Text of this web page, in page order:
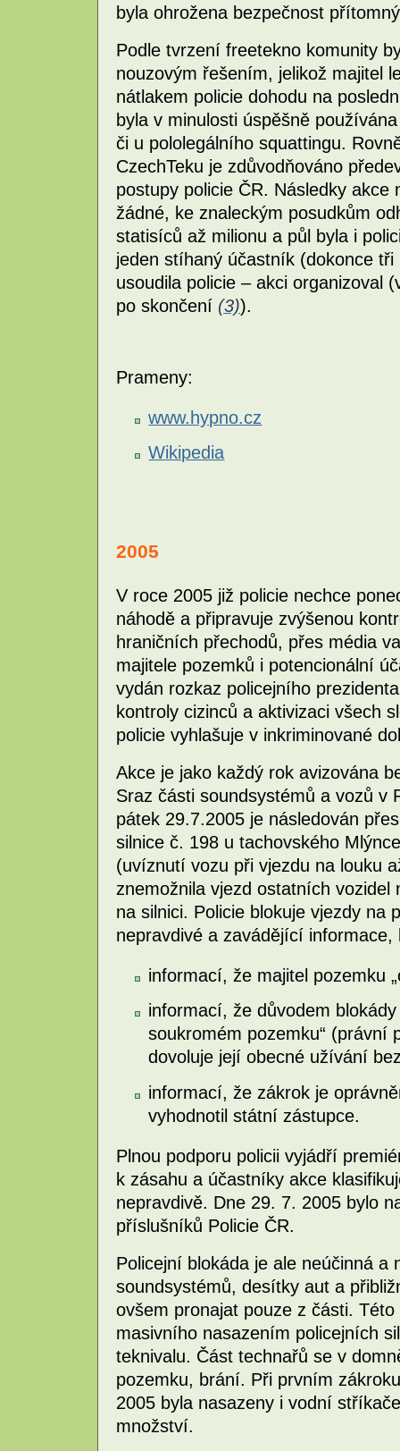
byla ohrožena bezpečnost
Podle tvrzení freetekno komunity
nouzovým řešením, jelikož majitel
nátlakem policie dohodu na
byla v minulosti úspěšně
či u pololegálního squattingu.
CzechTeku je zdůvodňováno
postupy policie ČR. Následky
žádné, ke znaleckým posudkům
statisíců až milionu a půl byla i
jeden stíhaný účastník (dokonce
usoudila policie – akci organizoval
po skončení (3)).
Prameny:
www.hypno.cz
Wikipedia
2005
V roce 2005 již policie nechce
náhodě a připravuje zvýšenou
hraničních přechodů, přes média
majitele pozemků i potencionální
vydán rozkaz policejního
kontroly cizinců a aktivizaci všech
policie vyhlašuje v inkriminované
Akce je jako každý rok avizována
Sraz části soundsystémů a vozů v
pátek 29.7.2005 je následován
silnice č. 198 u tachovského
(uvíznutí vozu při vjezdu na louku
znemožnila vjezd ostatních
na silnici. Policie blokuje vjezdy na
nepravdivé a zavádějící informace,
informací, že majitel pozemku
informací, že důvodem
soukromém pozemku“ (právní
dovoluje její obecné užívání
informací, že zákrok je
vyhodnotil státní zástupce.
Plnou podporu policii vyjádří
k zásahu a účastníky akce
nepravdivě. Dne 29. 7. 2005 bylo
příslušníků Policie ČR.
Policejní blokáda je ale neúčinná a
soundsystémů, desítky aut a
ovšem pronajat pouze z části.
masivního nasazením policejních
teknivalu. Část technařů se v
pozemku, brání. Při prvním
2005 byla nasazeny i vodní
množství.